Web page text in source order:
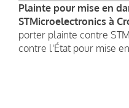
Plainte pour mise en
STMicroelectronics à
porter plainte contre
contre l'État pour mise